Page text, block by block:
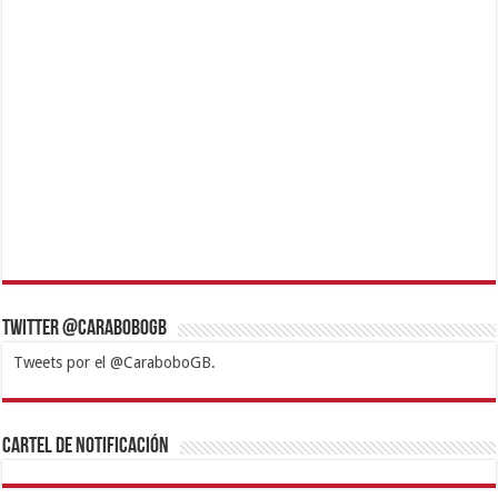
Twitter @CaraboboGB
Tweets por el @CaraboboGB.
1xbetBetturkeyBetistKralbetSupertotobetTipobetMatadorbetMariobet
https://mvbcasino.com/
Cartel de Notificación